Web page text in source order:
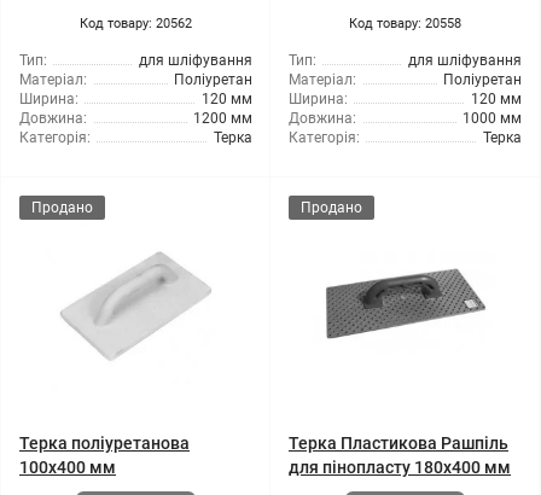
Код товару: 20562
Тип:
для шліфування
Матеріал:
Поліуретан
Ширина:
120 мм
Довжина:
1200 мм
Категорія:
Терка
Код товару: 20558
Тип:
для шліфування
Матеріал:
Поліуретан
Ширина:
120 мм
Довжина:
1000 мм
Категорія:
Терка
Продано
Терка поліуретанова
100x400 мм
Продано
Терка Пластикова Рашпіль
для пінопласту 180x400 мм